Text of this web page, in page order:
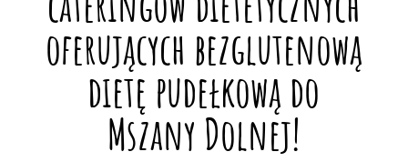
oferujących bezglutenową
dietę pudełkową do
Mszany Dolnej!